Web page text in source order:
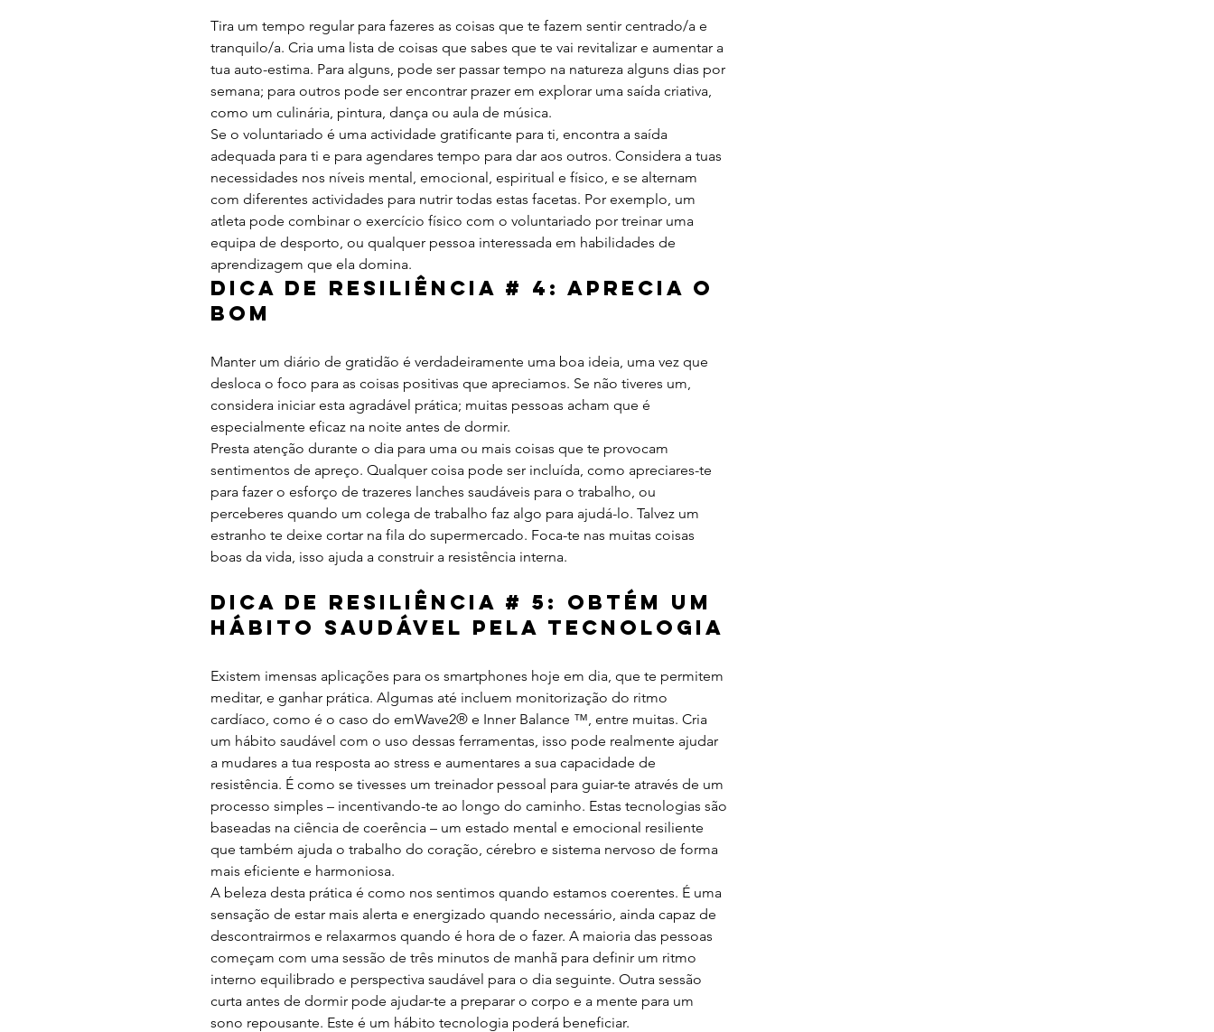
Tira um tempo regular para fazeres as coisas que te fazem sentir centrado/a e
tranquilo/a. Cria uma lista de coisas que sabes que te vai revitalizar e aumentar a
tua auto-estima. Para alguns, pode ser passar tempo na natureza alguns dias por
semana; para outros pode ser encontrar prazer em explorar uma saída criativa,
como um culinária, pintura, dança ou aula de música.
Se o voluntariado é uma actividade gratificante para ti, encontra a saída
adequada para ti e para agendares tempo para dar aos outros. Considera a tuas
necessidades nos níveis mental, emocional, espiritual e físico, e se alternam
com diferentes actividades para nutrir todas estas facetas. Por exemplo, um
atleta pode combinar o exercício físico com o voluntariado por treinar uma
equipa de desporto, ou qualquer pessoa interessada em habilidades de
aprendizagem que ela domina.
Dica de Resiliência # 4: Aprecia o
Bom
Manter um diário de gratidão é verdadeiramente uma boa ideia, uma vez que
desloca o foco para as coisas positivas que apreciamos. Se não tiveres um,
considera iniciar esta agradável prática; muitas pessoas acham que é
especialmente eficaz na noite antes de dormir.
Presta atenção durante o dia para uma ou mais coisas que te provocam
sentimentos de apreço. Qualquer coisa pode ser incluída, como apreciares-te
para fazer o esforço de trazeres lanches saudáveis para o trabalho, ou
perceberes quando um colega de trabalho faz algo para ajudá-lo. Talvez um
estranho te deixe cortar na fila do supermercado. Foca-te nas muitas coisas
boas da vida, isso ajuda a construir a resistência interna.
Dica de Resiliência # 5: Obtém um
hábito saudável pela tecnologia
Existem imensas aplicações para os smartphones hoje em dia, que te permitem
meditar, e ganhar prática. Algumas até incluem monitorização do ritmo
cardíaco, como é o caso do emWave2® e Inner Balance ™, entre muitas. Cria
um hábito saudável com o uso dessas ferramentas, isso pode realmente ajudar
a mudares a tua resposta ao stress e aumentares a sua capacidade de
resistência. É como se tivesses um treinador pessoal para guiar-te através de um
processo simples – incentivando-te ao longo do caminho. Estas tecnologias são
baseadas na ciência de coerência – um estado mental e emocional resiliente
que também ajuda o trabalho do coração, cérebro e sistema nervoso de forma
mais eficiente e harmoniosa.
A beleza desta prática é como nos sentimos quando estamos coerentes. É uma
sensação de estar mais alerta e energizado quando necessário, ainda capaz de
descontrairmos e relaxarmos quando é hora de o fazer. A maioria das pessoas
começam com uma sessão de três minutos de manhã para definir um ritmo
interno equilibrado e perspectiva saudável para o dia seguinte. Outra sessão
curta antes de dormir pode ajudar-te a preparar o corpo e a mente para um
sono repousante. Este é um hábito tecnologia poderá beneficiar.